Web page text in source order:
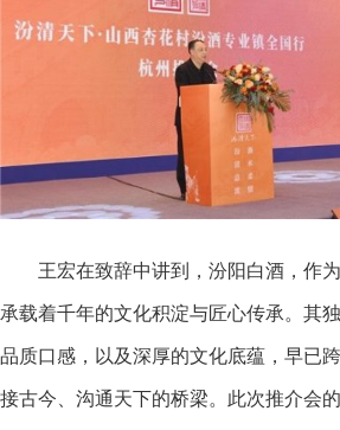
王宏在致辞中讲到，汾阳白酒，作为
承载着千年的文化积淀与匠心传承。其
品质口感，以及深厚的文化底蕴，早已
接古今、沟通天下的桥梁。此次推介会